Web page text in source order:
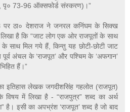
पृ० 73-96 ऑक्सफोर्ड संस्करण)।”
पर ठा० देशराज ने जनरल कनिंघम के सिक्ख
लिखा है कि “जाट लोग एक ओर राजपूतों के साथ
साथ मिल गये हैं, किन्तु यह छोटी-छोटी जाट
पूर्व अंचल के ‘राजपूत’ और पश्चिम के ‘अफगान’
हैं।”
इतिहास लेखक जगदीशसिंह गहलोत (राजपूत)
विषय में लिखा है - “राजपुत्र” शब्द का अर्थ
है। इसी का अपभ्रंश ‘राजपूत’ शब्द है जो बाद